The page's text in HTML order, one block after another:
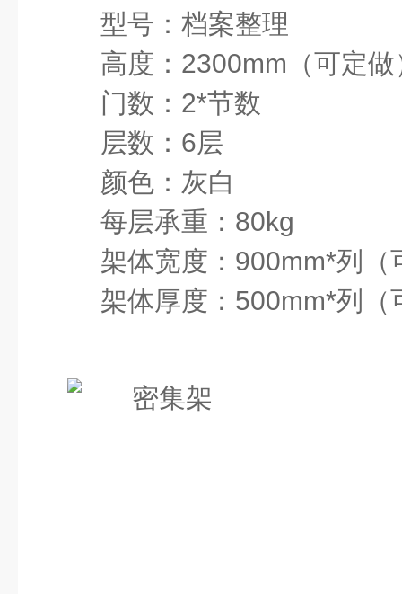
型号：档案整理
高度： 2300mm （可定
门数： 2*节数
层数： 6层
颜色：灰白
每层承重： 80kg
架体宽度： 900mm*列（
架体厚度： 500mm*列（